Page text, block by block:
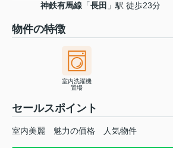
神鉄有馬線 「長田 」駅 徒歩23分
物件の特徴
室内洗濯機
置場
セールスポイント
室内美麗 魅力の価格 人気物件